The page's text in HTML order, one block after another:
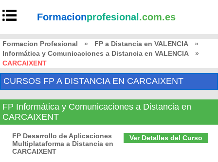
Formacionprofesional .com.es
Formacion Profesional » FP a Distancia en VALENCIA
»
Informática y Comunicaciones a Distancia en VALENCIA
»
CARCAIXENT
CURSOS FP A DISTANCIA EN CARCAIXENT
FP Informática y Comunicaciones a Distancia en
CARCAIXENT
Ver Detalles del Curso
FP Desarrollo de Aplicaciones
Multiplataforma a Distancia en
CARCAIXENT